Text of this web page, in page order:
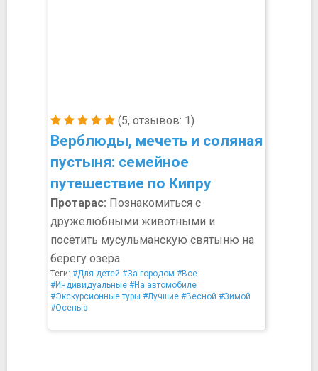
(5, отзывов: 1)
Верблюды, мечеть и соляная
пустыня: семейное
путешествие по Кипру
Протарас: Познакомиться с
дружелюбными животными и
посетить мусульманскую святыню на
берегу озера
Теги: #Для детей #За городом #Все
#Индивидуальные #На автомобиле
#Экскурсионные туры #Лучшие #Весной #Зимой
#Осенью